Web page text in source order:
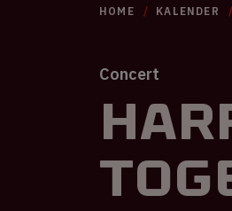
HOME KALENDER
Concert